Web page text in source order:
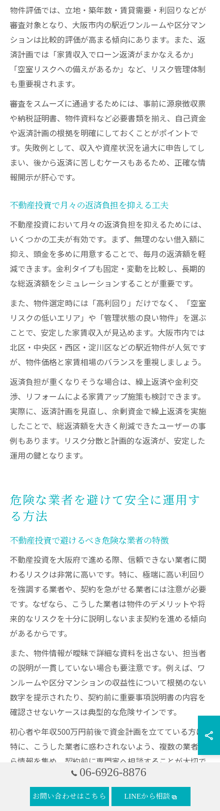
物件評価では、立地・築年数・賃貸需要・利回りなどが
審査対象となり、大阪市内の駅近ワンルームや区分マン
ションは比較的評価が高まる傾向にあります。また、返
済計画では「家賃収入でローン返済がまかなえるか」
「空室リスクへの備えがあるか」など、リスク管理体制
も重要視されます。
審査をスムーズに通過するためには、事前に源泉徴収票
や納税証明書、物件資料など必要書類を揃え、自己資金
や返済計画の根拠を明確にしておくことがポイントで
す。失敗例として、収入や資産状況を過大に申告してし
まい、後から返済に苦しむケースもあるため、正確な情
報開示が肝心です。
不動産投資で月々の返済負担を抑える工夫
不動産投資において月々の返済負担を抑えるためには、
いくつかの工夫が有効です。まず、無理のない借入額に
抑え、頭金を多めに用意することで、毎月の返済額を軽
減できます。金利タイプも固定・変動を比較し、長期的
な総返済額をシミュレーションすることが重要です。
また、物件選定時には「高利回り」だけでなく、「空室
リスクの低いエリア」や「管理状態の良い物件」を選ぶ
ことで、安定した家賃収入が見込めます。大阪市内では
北区・中央区・西区・淀川区などの駅近物件が人気です
が、物件価格と家賃相場のバランスを重視しましょう。
返済負担が重くなりそうな場合は、繰上返済や金利交
渉、リフォームによる家賃アップ施策も検討できます。
実際に、返済計画を見直し、余剰資金で繰上返済を実施
したことで、総返済額を大きく削減できたユーザーの事
例もあります。リスク分散と計画的な返済が、安定した
運用の鍵となります。
危険な業者を避けて安全に運用す
る方法
不動産投資で避けるべき危険な業者の特徴
不動産投資を大阪府で進める際、信頼できない業者に関
わるリスクは非常に高いです。特に、極端に高い利回り
を強調する業者や、契約を急がせる業者には注意が必要
です。なぜなら、こうした業者は物件のデメリットや将
来的なリスクを十分に説明しないまま契約を進める傾向
があるからです。
また、物件情報が曖昧で詳細な資料を出さない、担当者
の説明が一貫していない場合も要注意です。例えば、ワ
ンルームや区分マンションの収益性について根拠のない
数字を提示されたり、契約前に重要事項説明書の内容を
確認させないケースは典型的な危険サインです。
初心者や年収500万円前後で資金計画を立てている方は
特に、こうした業者に惑わされないよう、複数の業者か
ら情報を集め、契約前に専門家へ相談することが大切で
す。失敗例として、不明瞭な手数料や管理費を後から請
求される事例もあるため、業者の特徴を事前に把握して
おきましょう。
06-6926-8876
お問い合わせはこちら LINEから相談